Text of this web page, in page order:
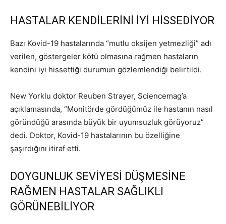
HASTALAR KENDİLERİNİ İYİ HİSSEDİYOR
Bazı Kovid-19 hastalarında “mutlu oksijen yetmezliği” adı
verilen, göstergeler kötü olmasına rağmen hastaların
kendini iyi hissettiği durumun gözlemlendiği belirtildi.
New Yorklu doktor Reuben Strayer, Sciencemag’a
açıklamasında, “Monitörde gördüğümüz ile hastanın nasıl
göründüğü arasında büyük bir uyumsuzluk görüyoruz”
dedi. Doktor, Kovid-19 hastalarının bu özelliğine
şaşırdığını itiraf etti.
DOYGUNLUK SEVİYESİ DÜŞMESİNE
RAĞMEN HASTALAR SAĞLIKLI
GÖRÜNEBİLİYOR